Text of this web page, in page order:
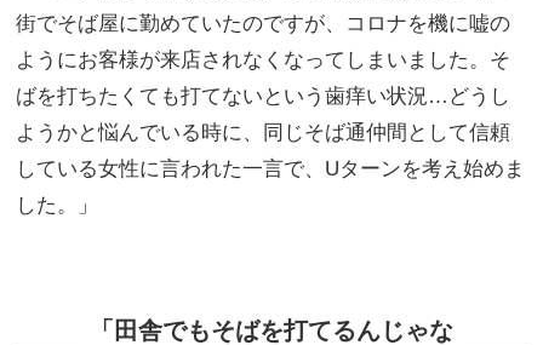
街でそば屋に勤めていたのですが、コロナを機に嘘の
ようにお客様が来店されなくなってしまいました。そ
ばを打ちたくても打てないという歯痒い状況…どうし
ようかと悩んでいる時に、同じそば通仲間として信頼
している女性に言われた一言で、Uターンを考え始めま
した。」
「田舎でもそばを打てるんじゃな